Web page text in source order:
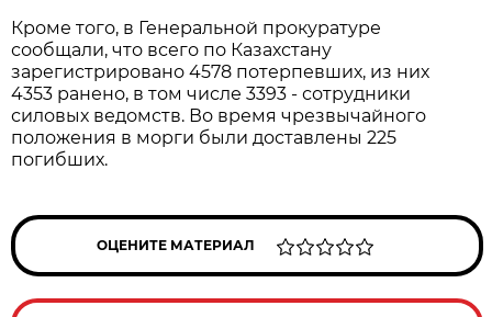
Кроме того, в Генеральной прокуратуре
сообщали, что всего по Казахстану
зарегистрировано 4578 потерпевших, из них
4353 ранено, в том числе 3393 - сотрудники
силовых ведомств. Во время чрезвычайного
положения в морги были доставлены 225
погибших.
ОЦЕНИТЕ МАТЕРИАЛ